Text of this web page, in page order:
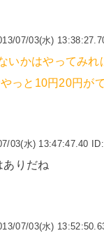
07/03(水)
いかはやってみれ
っと10円20円が
03(水) 13:47:47.40
ありだね
07/03(水)